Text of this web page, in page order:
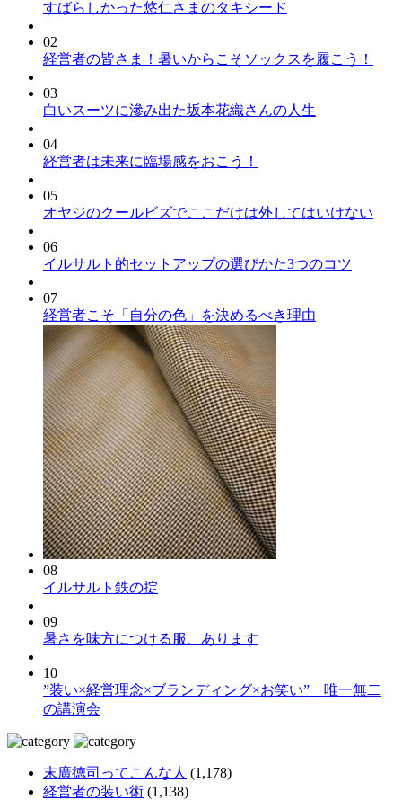
すばらしかった悠仁さまのタキシード
02
経営者の皆さま！暑いからこそソックスを履こう！
03
白いスーツに滲み出た坂本花織さんの人生
04
経営者は未来に臨場感をおこう！
05
オヤジのクールビズでここだけは外してはいけない
06
イルサルト的セットアップの選びかた3つのコツ
07
経営者こそ「自分の色」を決めるべき理由
08
イルサルト鉄の掟
09
暑さを味方につける服、あります
10
”装い×経営理念×ブランディング×お笑い” 唯一無二
の講演会
末廣徳司ってこんな人 (1,178)
経営者の装い術 (1,138)